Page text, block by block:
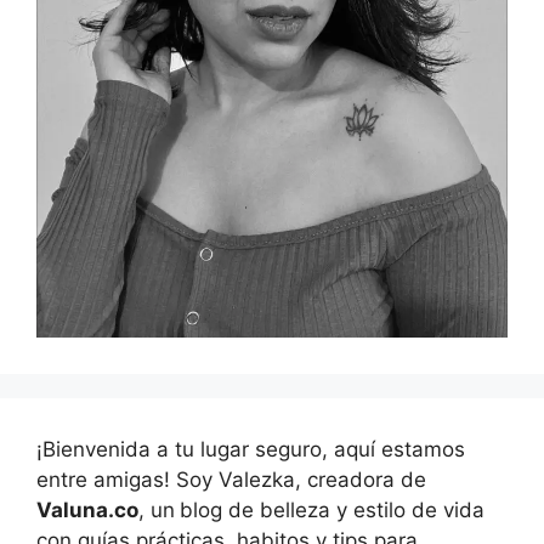
¡Bienvenida a tu lugar seguro, aquí estamos
entre amigas! Soy Valezka, creadora de
Valuna.co, un blog de belleza y estilo de vida